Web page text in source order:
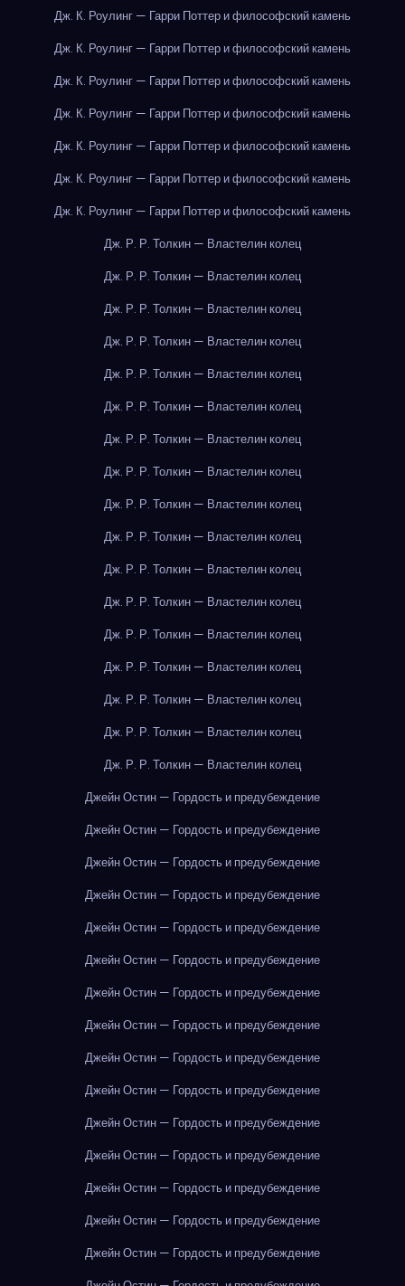
Дж. К. Роулинг — Гарри Поттер и философский камень
Дж. К. Роулинг — Гарри Поттер и философский камень
Дж. К. Роулинг — Гарри Поттер и философский камень
Дж. К. Роулинг — Гарри Поттер и философский камень
Дж. К. Роулинг — Гарри Поттер и философский камень
Дж. К. Роулинг — Гарри Поттер и философский камень
Дж. К. Роулинг — Гарри Поттер и философский камень
Дж. Р. Р. Толкин — Властелин колец
Дж. Р. Р. Толкин — Властелин колец
Дж. Р. Р. Толкин — Властелин колец
Дж. Р. Р. Толкин — Властелин колец
Дж. Р. Р. Толкин — Властелин колец
Дж. Р. Р. Толкин — Властелин колец
Дж. Р. Р. Толкин — Властелин колец
Дж. Р. Р. Толкин — Властелин колец
Дж. Р. Р. Толкин — Властелин колец
Дж. Р. Р. Толкин — Властелин колец
Дж. Р. Р. Толкин — Властелин колец
Дж. Р. Р. Толкин — Властелин колец
Дж. Р. Р. Толкин — Властелин колец
Дж. Р. Р. Толкин — Властелин колец
Дж. Р. Р. Толкин — Властелин колец
Дж. Р. Р. Толкин — Властелин колец
Дж. Р. Р. Толкин — Властелин колец
Джейн Остин — Гордость и предубеждение
Джейн Остин — Гордость и предубеждение
Джейн Остин — Гордость и предубеждение
Джейн Остин — Гордость и предубеждение
Джейн Остин — Гордость и предубеждение
Джейн Остин — Гордость и предубеждение
Джейн Остин — Гордость и предубеждение
Джейн Остин — Гордость и предубеждение
Джейн Остин — Гордость и предубеждение
Джейн Остин — Гордость и предубеждение
Джейн Остин — Гордость и предубеждение
Джейн Остин — Гордость и предубеждение
Джейн Остин — Гордость и предубеждение
Джейн Остин — Гордость и предубеждение
Джейн Остин — Гордость и предубеждение